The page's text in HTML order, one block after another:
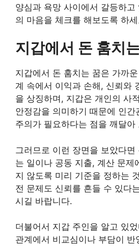
양심과 욕망 사이에서 갈등하고
의 마음을 체크를 해보도록 하
지갑에서 돈 훔치
지갑에서 돈 훔치는 꿈은 가까
계 속에서 이익과 손해, 신뢰와
을 상징하며, 지갑은 개인의 사
안정감을 의미하기 때문에 인간
주의가 필요하다는 점을 깨달아
그러므로 이런 장면을 보았다
는 일이나 공동 지출, 계산 문제
지 않도록 미리 기준을 정하는
전 문제도 신뢰를 흔들 수 있다
시길 바랍니다.
더불어서 지갑 주인을 알고 있
관계에서 비교심이나 부담이 반